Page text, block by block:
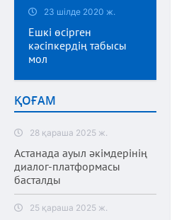
23 шілде 2020 ж.
Ешкі өсірген
кәсіпкердің табысы
мол
ҚОҒАМ
28 қараша 2025 ж.
Астанада ауыл әкімдерінің
диалог-платформасы
басталды
25 қараша 2025 ж.